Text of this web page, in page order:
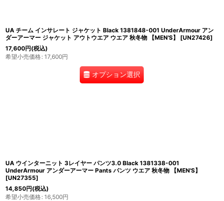
UA チーム インサレート ジャケット Black 1381848-001 UnderArmour アン
ダーアーマー ジャケット アウトウエア ウエア 秋冬物 【MEN'S】
[UN27426]
17,600円(税込)
希望小売価格: 17,600円
オプション選択
UA ウインターニット 3レイヤー パンツ3.0 Black 1381338-001
UnderArmour アンダーアーマー Pants パンツ ウエア 秋冬物 【MEN'S】
[UN27355]
14,850円(税込)
希望小売価格: 16,500円